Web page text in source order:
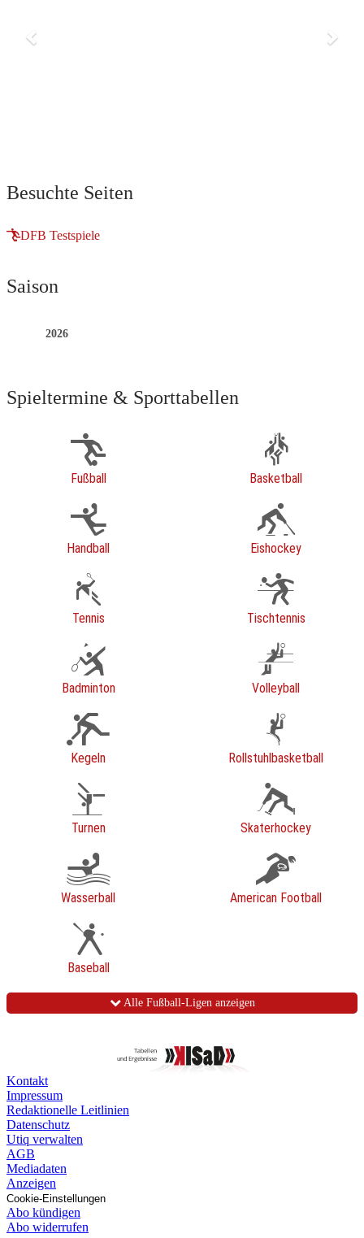
Besuchte Seiten
DFB Testspiele
Saison
2026
Spieltermine & Sporttabellen
Fußball Basketball
Handball Eishockey
Tennis Tischtennis
Badminton Volleyball
Kegeln Rollstuhlbasketball
Turnen Skaterhockey
Wasserball American Football
Baseball
Alle Fußball-Ligen anzeigen
Kontakt
Impressum
Redaktionelle Leitlinien
Datenschutz
Utiq verwalten
AGB
Mediadaten
Anzeigen
Cookie-Einstellungen
Abo kündigen
Abo widerrufen